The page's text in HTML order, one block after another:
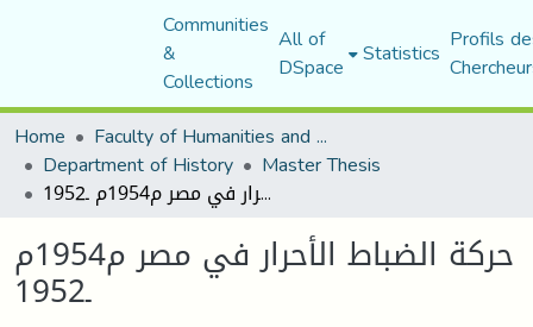
Communities
&
Collections
All of
DSpace Statistics Profils
Home
Faculty of Humanities and Social Sciences
Department of History Master Thesis
حركة الضباط الأحرار في مصر م1954م ـ1952
حركة الضباط الأحرار في مصر م1954م
ـ1952